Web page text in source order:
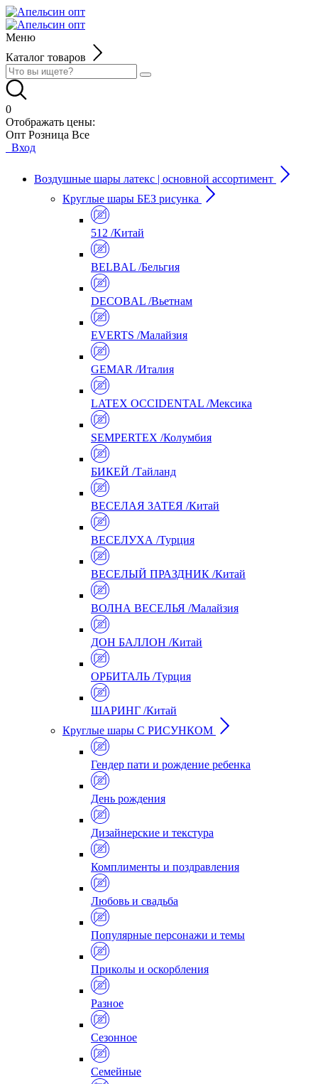
Меню
Каталог товаров
0
Отображать цены:
Опт Розница Все
Вход
Воздушные шары латекс | основной ассортимент
Круглые шары БЕЗ рисунка
512 /Китай
BELBAL /Бельгия
DECOBAL /Вьетнам
EVERTS /Малайзия
GEMAR /Италия
LATEX OCCIDENTAL /Мексика
SEMPERTEX /Колумбия
БИКЕЙ /Тайланд
ВЕСЕЛАЯ ЗАТЕЯ /Китай
ВЕСЕЛУХА /Турция
ВЕСЕЛЫЙ ПРАЗДНИК /Китай
ВОЛНА ВЕСЕЛЬЯ /Малайзия
ДОН БАЛЛОН /Китай
ОРБИТАЛЬ /Турция
ШАРИНГ /Китай
Круглые шары С РИСУНКОМ
Гендер пати и рождение ребенка
День рождения
Дизайнерские и текстура
Комплименты и поздравления
Любовь и свадьба
Популярные персонажи и темы
Приколы и оскорбления
Разное
Сезонное
Семейные